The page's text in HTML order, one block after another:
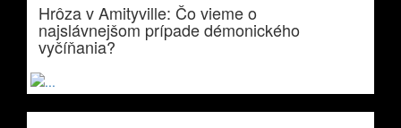
Hrôza v Amityville: Čo vieme o
najslávnejšom prípade démonického
vyčíňania?